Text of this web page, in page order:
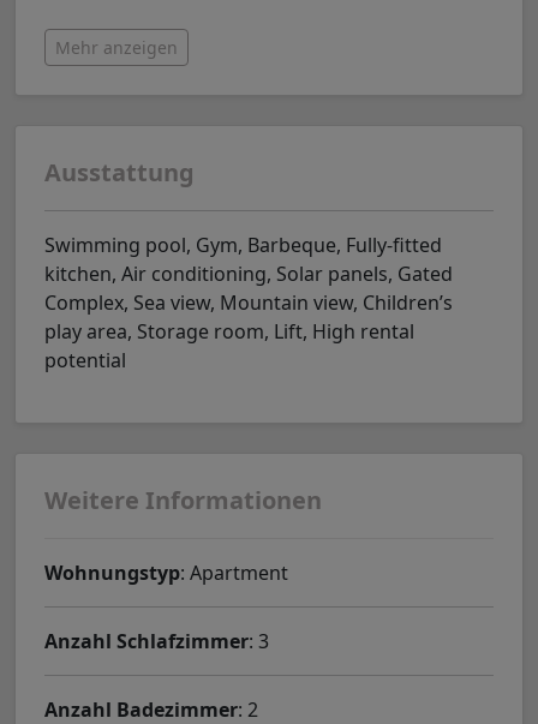
Mehr anzeigen
Ausstattung
Swimming pool, Gym, Barbeque, Fully-fitted
kitchen, Air conditioning, Solar panels, Gated
Complex, Sea view, Mountain view, Children’s
play area, Storage room, Lift, High rental
potential
Weitere Informationen
Wohnungstyp: Apartment
Anzahl Schlafzimmer: 3
Anzahl Badezimmer: 2